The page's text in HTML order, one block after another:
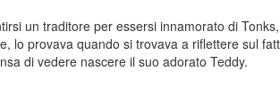
un traditore per essersi innamorato di
lo provava quando si trovava a riflettere sul
di vedere nascere il suo adorato Teddy.